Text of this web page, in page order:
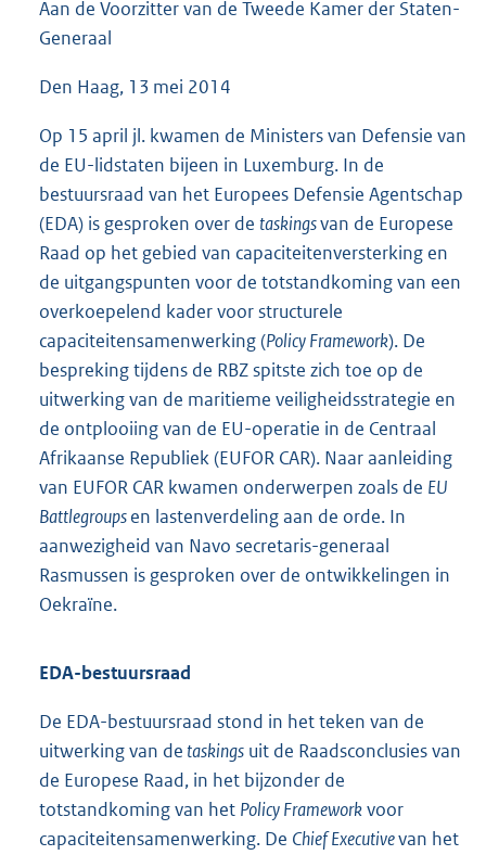
4
Aan de Voorzitter van de Tweede Kamer der Staten-
Generaal
Den Haag, 13 mei 2014
Op 15 april jl. kwamen de Ministers van Defensie van
de EU-lidstaten bijeen in Luxemburg. In de
bestuursraad van het Europees Defensie Agentschap
(EDA) is gesproken over de taskingsvan de Europese
Raad op het gebied van capaciteitenversterking en
de uitgangspunten voor de totstandkoming van een
overkoepelend kader voor structurele
capaciteitensamenwerking (Policy Framework). De
bespreking tijdens de RBZ spitste zich toe op de
uitwerking van de maritieme veiligheidsstrategie en
de ontplooiing van de EU-operatie in de Centraal
Afrikaanse Republiek (EUFOR CAR). Naar aanleiding
van EUFOR CAR kwamen onderwerpen zoals de EU
Battlegroupsen lastenverdeling aan de orde. In
aanwezigheid van Navo secretaris-generaal
Rasmussen is gesproken over de ontwikkelingen in
Oekraïne.
EDA-bestuursraad
De EDA-bestuursraad stond in het teken van de
uitwerking van detaskings uit de Raadsconclusies van
de Europese Raad, in het bijzonder de
totstandkoming van het Policy Frameworkvoor
capaciteitensamenwerking. De Chief Executivevan het